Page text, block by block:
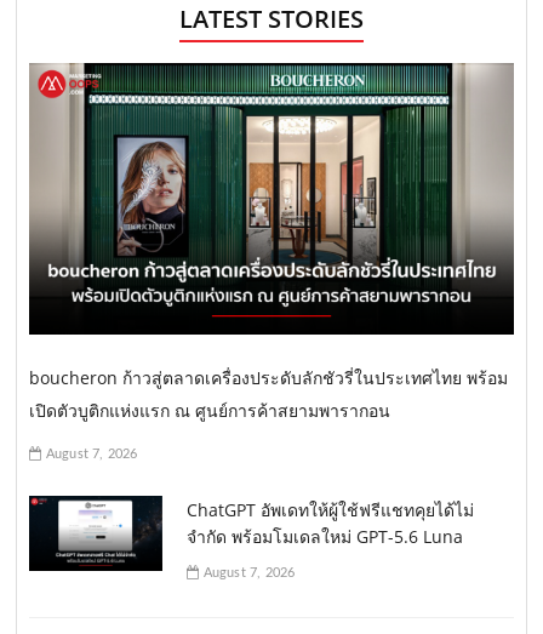
LATEST STORIES
boucheron ก้าวสู่ตลาดเครื่องประดับลักชัวรี่ในประเทศไทย พร้อม
เปิดตัวบูติกแห่งแรก ณ ศูนย์การค้าสยามพารากอน
August 7, 2026
ChatGPT อัพเดทให้ผู้ใช้ฟรีแชทคุยได้ไม่
จำกัด พร้อมโมเดลใหม่ GPT-5.6 Luna
August 7, 2026